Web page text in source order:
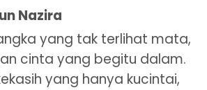
Nazira
yang tak terlihat mata,
cinta yang begitu dalam.
yang hanya kucintai,